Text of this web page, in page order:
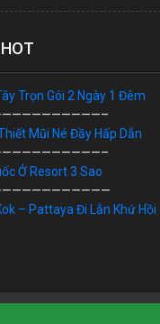
Trọn Gói 2 Ngày 1 Đêm
Mũi Né Đầy Hấp Dẫn
Ở Resort 3 Sao
– Pattaya Đi Lẫn Khứ Hồi